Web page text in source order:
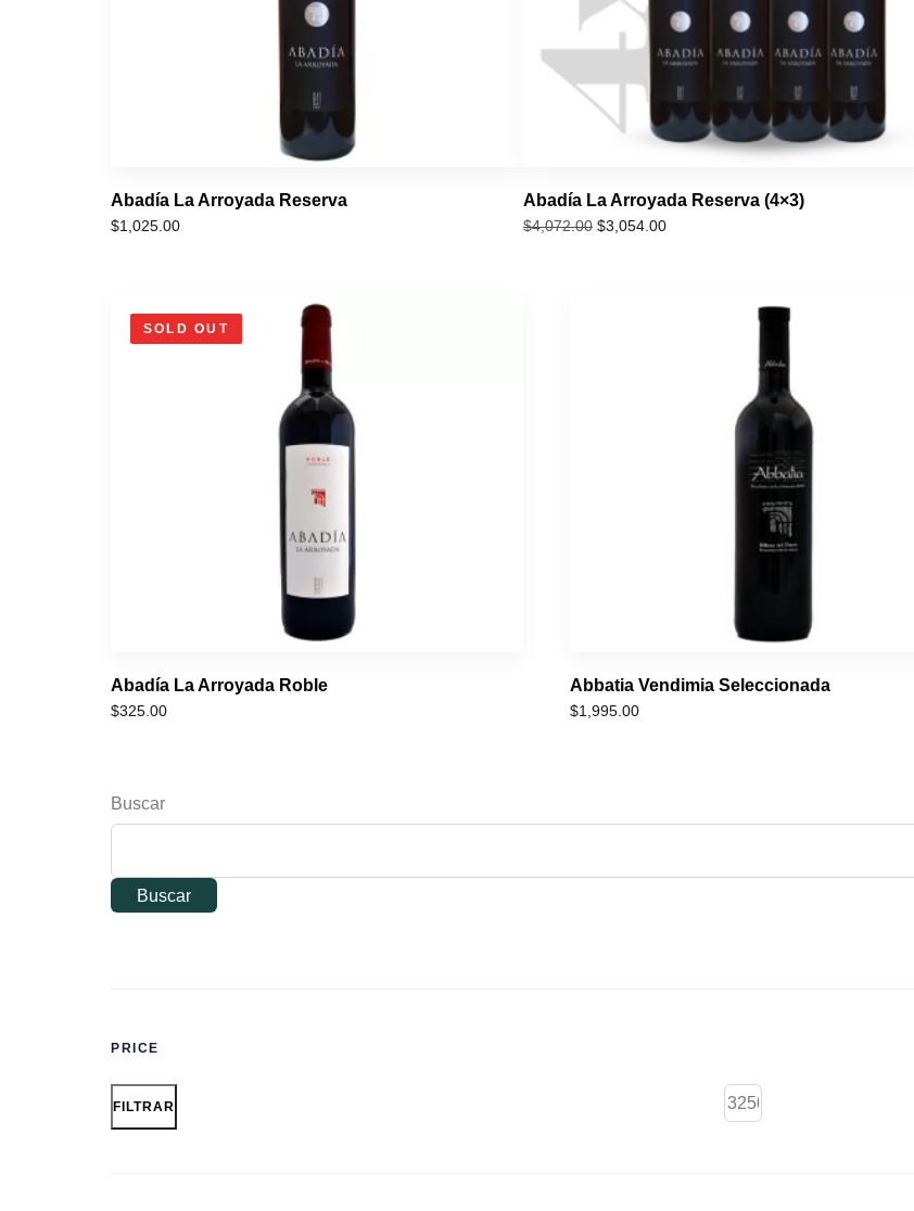
Abadía La Arroyada Reserva
$1,025.00
Abadía La Arroyada Reserva (4×3)
$4,072.00 $3,054.00
SOLD OUT
Abadía La Arroyada Roble
$325.00
Abbatia Vendimia Seleccionada
$1,995.00
Buscar
Buscar
PRICE
FILTRAR